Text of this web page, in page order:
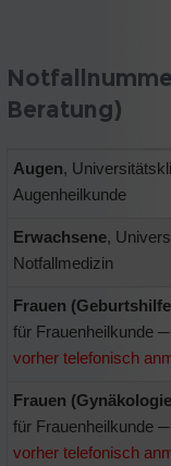
Beratung)
Augen,
Augenheilkunde
Erwachsene,
Notfallmedizin
Frauen
für Frauenheilkunde ─
vorher telefonisch
Frauen
für Frauenheilkunde ─
vorher telefonisch